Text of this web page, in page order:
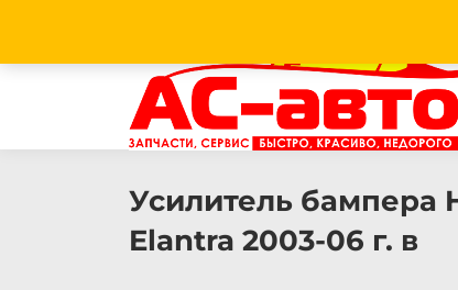
Усилитель бампера
Elantra 2003-06 г. в